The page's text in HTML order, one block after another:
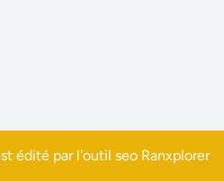
édité par l'outil seo Ranxplorer